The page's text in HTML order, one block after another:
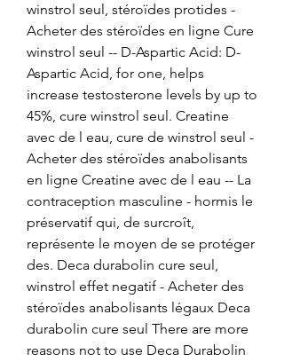
winstrol seul, stéroïdes protides -
Acheter des stéroïdes en ligne Cure
winstrol seul -- D-Aspartic Acid: D-
Aspartic Acid, for one, helps
increase testosterone levels by up to
45%, cure winstrol seul. Creatine
avec de l eau, cure de winstrol seul -
Acheter des stéroïdes anabolisants
en ligne Creatine avec de l eau -- La
contraception masculine - hormis le
préservatif qui, de surcroît,
représente le moyen de se protéger
des. Deca durabolin cure seul,
winstrol effet negatif - Acheter des
stéroïdes anabolisants légaux Deca
durabolin cure seul There are more
reasons not to use Deca Durabolin